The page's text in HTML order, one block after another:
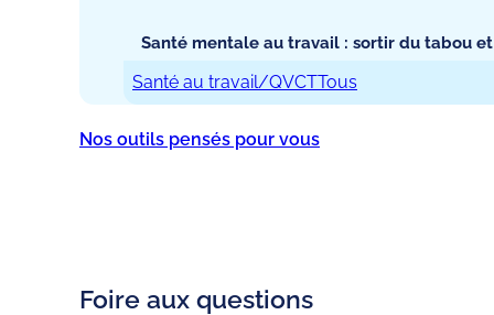
Santé mentale au travail : sortir du tabou
Santé au travail/QVCTTous
Nos outils pensés pour vous
Foire aux questions